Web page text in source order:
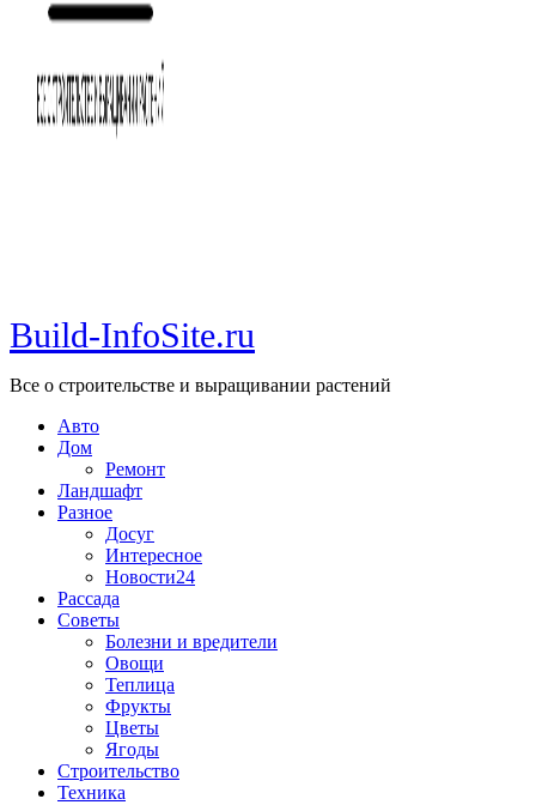
Build-InfoSite.ru
Все о строительстве и выращивании растений
Авто
Дом
Ремонт
Ландшафт
Разное
Досуг
Интересное
Новости24
Рассада
Советы
Болезни и вредители
Овощи
Теплица
Фрукты
Цветы
Ягоды
Строительство
Техника